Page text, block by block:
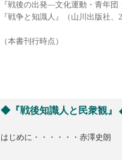
『戦後の出発―文化運動・青年
『戦争と知識人』（山川出版社、
（本書刊行時点）
◆『戦後知識人と民衆観』
はじめに・・・・・・赤澤史朗